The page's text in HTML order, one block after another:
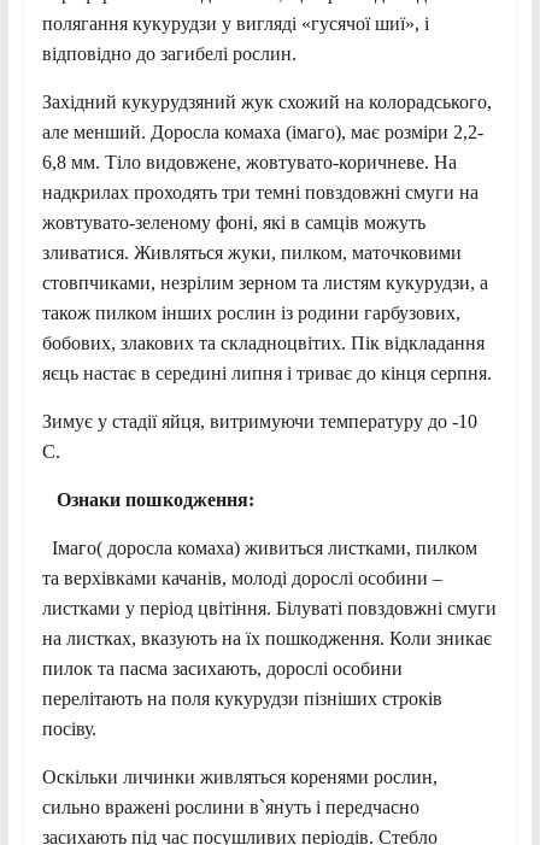
полягання кукурудзи у вигляді «гусячої шиї», і
відповідно до загибелі рослин.
Західний кукурудзяний жук схожий на колорадського,
але менший. Доросла комаха (імаго), має розміри 2,2-
6,8 мм. Тіло видовжене, жовтувато-коричневе. На
надкрилах проходять три темні повздовжні смуги на
жовтувато-зеленому фоні, які в самців можуть
зливатися. Живляться жуки, пилком, маточковими
стовпчиками, незрілим зерном та листям кукурудзи, а
також пилком інших рослин із родини гарбузових,
бобових, злакових та складноцвітих. Пік відкладання
яєць настає в середині липня і триває до кінця серпня.
Зимує у стадії яйця, витримуючи температуру до -10
С.
Ознаки пошкодження:
Імаго( доросла комаха) живиться листками, пилком
та верхівками качанів, молоді дорослі особини –
листками у період цвітіння. Білуваті повздовжні смуги
на листках, вказують на їх пошкодження. Коли зникає
пилок та пасма засихають, дорослі особини
перелітають на поля кукурудзи пізніших строків
посіву.
Оскільки личинки живляться коренями рослин,
сильно вражені рослини в`януть і передчасно
засихають під час посушливих періодів. Стебло